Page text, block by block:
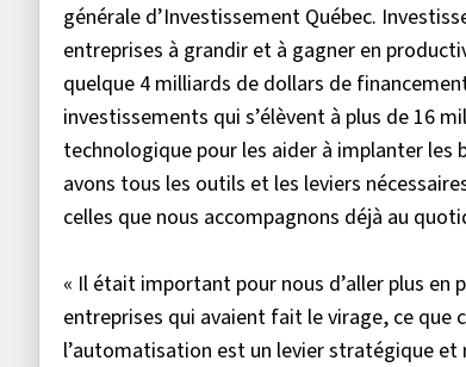
générale d’Investissement Québec.
entreprises à grandir et à gagner en
quelque 4 milliards de dollars de
investissements qui s’élèvent à plus de 16
technologique pour les aider à implanter
avons tous les outils et les leviers
celles que nous accompagnons déjà au
« Il était important pour nous d’aller plus
entreprises qui avaient fait le virage, ce que
l’automatisation est un levier stratégique